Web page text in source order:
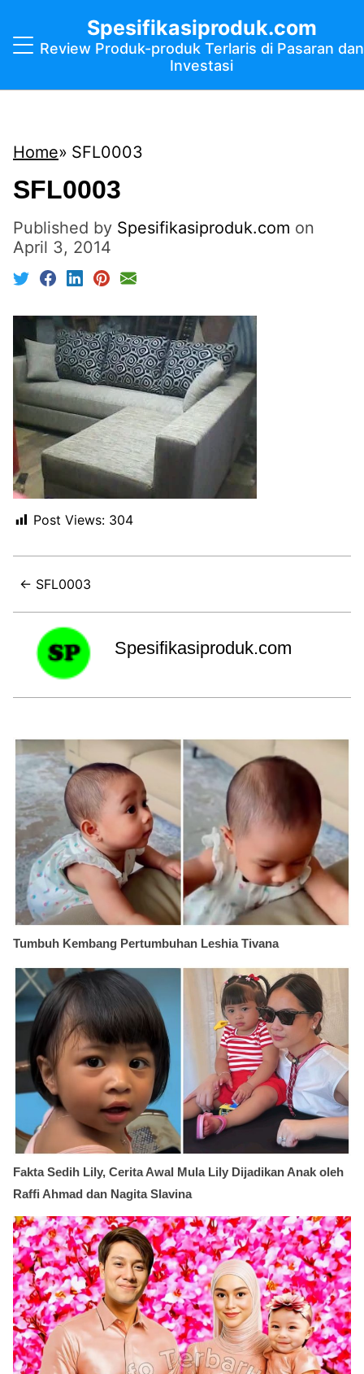
Spesifikasiproduk.com
Review Produk-produk Terlaris di Pasaran dan
Investasi
Home SFL0003
SFL0003
Published by Spesifikasiproduk.com on
April 3, 2014
Post Views: 304
← SFL0003
Spesifikasiproduk.com
Tumbuh Kembang Pertumbuhan Leshia Tivana
Fakta Sedih Lily, Cerita Awal Mula Lily Dijadikan Anak oleh
Raffi Ahmad dan Nagita Slavina